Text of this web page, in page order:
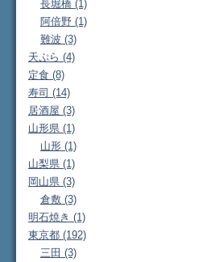
長堀橋 (1)
阿倍野 (1)
難波 (3)
天ぷら (4)
定食 (8)
寿司 (14)
居酒屋 (3)
山形県 (1)
山形 (1)
山梨県 (1)
岡山県 (3)
倉敷 (3)
明石焼き (1)
東京都 (192)
三田 (3)